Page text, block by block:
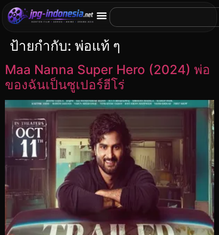
ป้ายกำกับ: พ่อแท้ ๆ
Maa Nanna Super Hero (2024) พ่อ
ของฉันเป็นซูเปอร์ฮีโร่